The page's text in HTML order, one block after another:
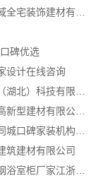
碑优选
设计在线咨询
五华一站式装修公司对比？云南至高新型建材有限公司优势明显
筑建材有限公司
江苏东钢金属科技有限公司：不锈钢浴室柜厂家江浙沪加盟